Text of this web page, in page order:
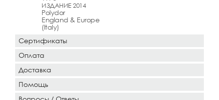
ИЗДАНИЕ 2014
Polydor
England & Europe
(Italy)
Сертификаты
Оплата
Доставка
Помощь